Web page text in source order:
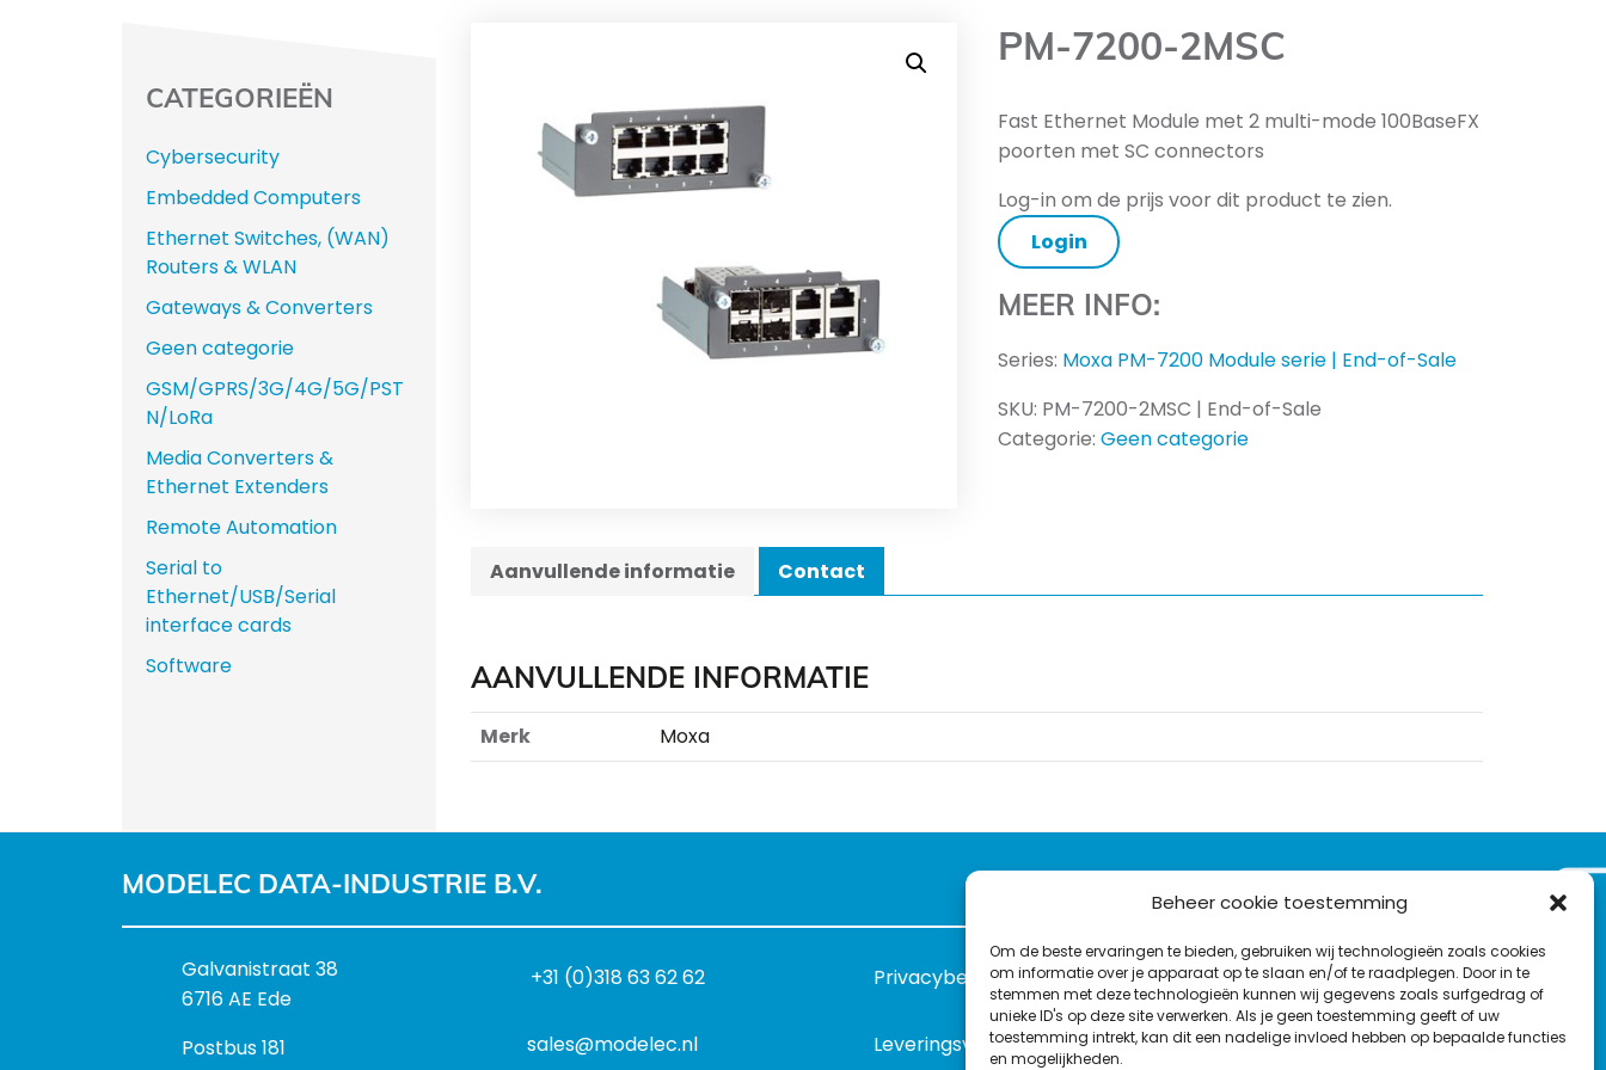
Beheer cookie toestemming
Om de beste ervaringen te bieden, gebruiken wij technologieën zoals cookies
om informatie over je apparaat op te slaan en/of te raadplegen. Door in te
stemmen met deze technologieën kunnen wij gegevens zoals surfgedrag of
unieke ID's op deze site verwerken. Als je geen toestemming geeft of uw
toestemming intrekt, kan dit een nadelige invloed hebben op bepaalde functies
en mogelijkheden.
PM-7200-2MSC
Fast Ethernet Module met 2 multi-mode 100BaseFX
poorten met SC connectors
Log-in om de prijs voor dit product te zien.
Login
MEER INFO:
Series: Moxa PM-7200 Module serie | End-of-Sale
SKU: PM-7200-2MSC | End-of-Sale
Categorie:Geen categorie
Aanvullende informatie Contact
AANVULLENDE INFORMATIE
Merk Moxa
CATEGORIEËN
Cybersecurity
Embedded Computers
Ethernet Switches, (WAN)
Routers & WLAN
Gateways & Converters
Geen categorie
GSM/GPRS/3G/4G/5G/PST
N/LoRa
Media Converters &
Ethernet Extenders
Remote Automation
Serial to
Ethernet/USB/Serial
interface cards
Software
MODELEC DATA-INDUSTRIE B.V.
B
e
o
Galvanistraat 38
6716 AE Ede
P
Postbus 181
+31 (0)318 63 62 62
sales@modelec.nl
Privacybeleid
Leveringsvoorwaarden
VOLG ONS OP:
L
i
n
T
w
i
F
a
c
Y
o
u
C
o
n